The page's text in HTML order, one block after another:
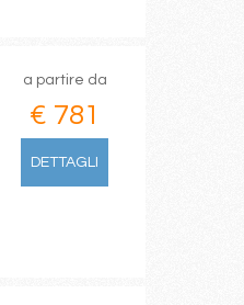
a partire da
€ 781
DETTAGLI